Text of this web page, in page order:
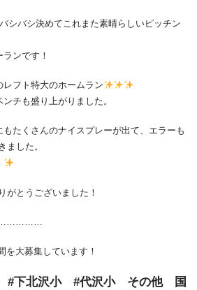
シバシ決めてこれまた素晴らしいピッチン
ンです！
フト特大のホームラン
チも盛り上がりました。
たくさんのナイスプレーが出て、エラーも
ました。
がとうございました！
を大募集しています！
#下北沢小 #代沢小 その他 国